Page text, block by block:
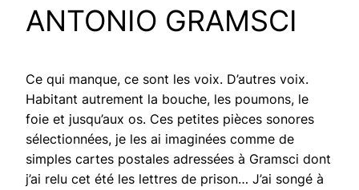
ANTONIO GRAMSCI
Ce qui manque, ce sont les voix. D’autres voix.
Habitant autrement la bouche, les poumons, le
foie et jusqu’aux os. Ces petites pièces sonores
sélectionnées, je les ai imaginées comme de
simples cartes postales adressées à Gramsci dont
j’ai relu cet été les lettres de prison… J’ai songé à